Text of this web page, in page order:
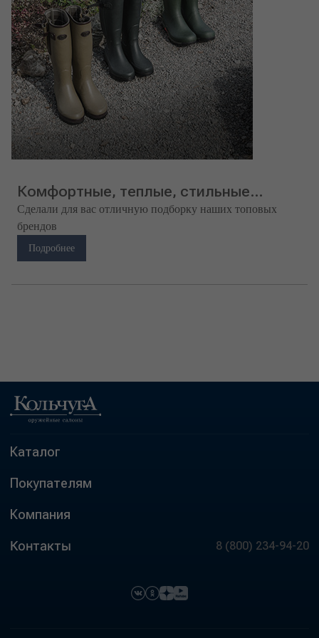
Комфортные, теплые, стильные…
Сделали для вас отличную подборку наших топовых
брендов
Подробнее
Каталог
Покупателям
Компания
Контакты 8 (800) 234-94-20